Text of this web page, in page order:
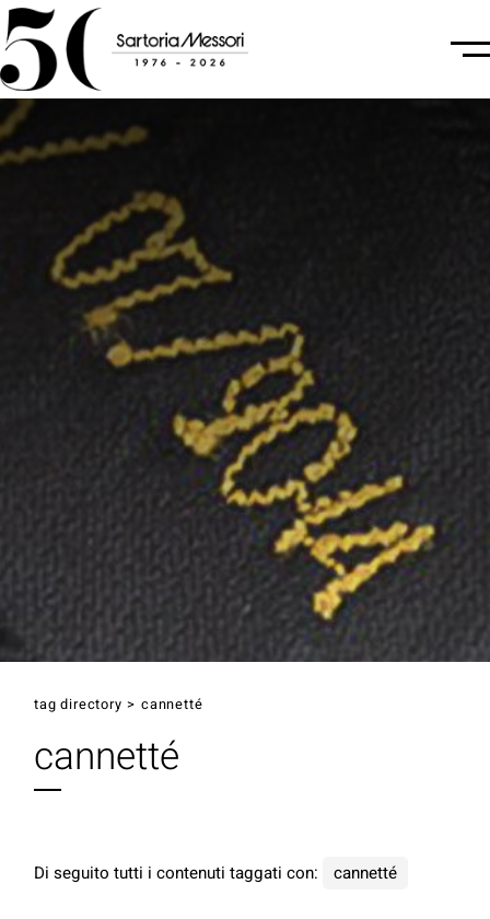
tag directory > cannetté
cannetté
Di seguito tutti i contenuti taggati con: cannetté